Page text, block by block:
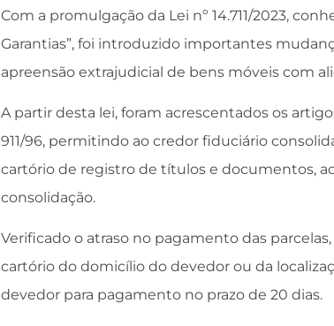
Com a promulgação da Lei nº 14.711/2023,
Garantias”, foi introduzido importantes
apreensão extrajudicial de bens móveis com
A partir desta lei, foram acrescentados os
911/96, permitindo ao credor fiduciário
cartório de registro de títulos e documentos,
consolidação.
Verificado o atraso no pagamento das
cartório do domicílio do devedor ou da
devedor para pagamento no prazo de 20 dias.